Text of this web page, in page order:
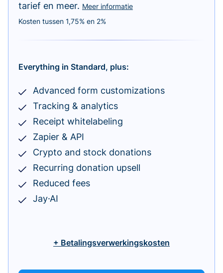
tarief en meer. Meer informatie
Kosten tussen 1,75% en 2%
Everything in Standard, plus:
Advanced form customizations
Tracking & analytics
Receipt whitelabeling
Zapier & API
Crypto and stock donations
Recurring donation upsell
Reduced fees
Jay·AI
+ Betalingsverwerkingskosten